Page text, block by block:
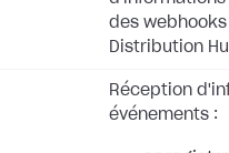
des
Distribution
Réception
événements :